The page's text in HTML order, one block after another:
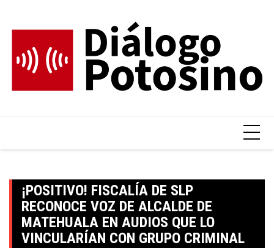
content
¡POSITIVO! FISCALÍA DE SLP
RECONOCE VOZ DE ALCALDE DE
MATEHUALA EN AUDIOS QUE LO
VINCULARÍAN CON GRUPO CRIMINAL